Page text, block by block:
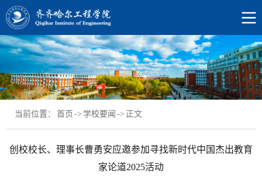
当前位置： 首页 -> 学校要闻 -> 正文
创校校长、理事长曹勇安应邀参加寻找新时代中国杰出教育
家论道2025活动